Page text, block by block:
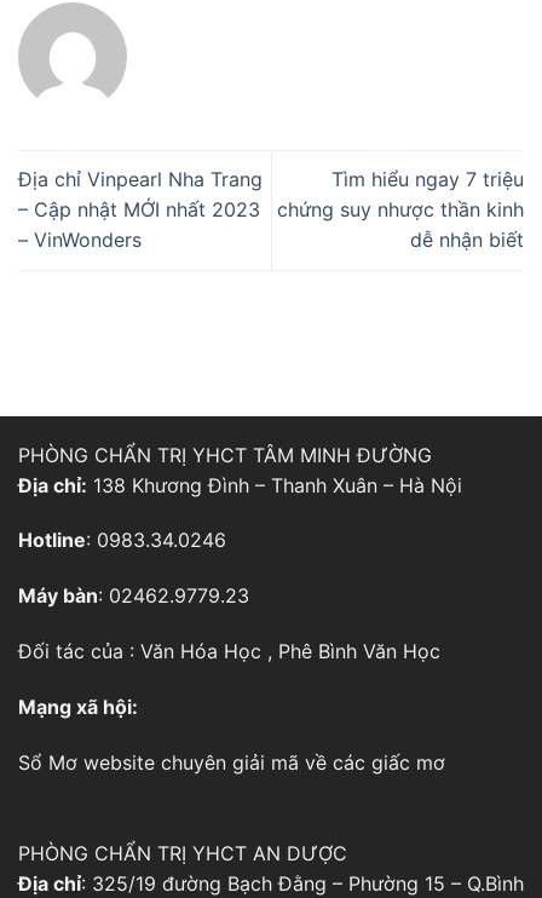
Địa chỉ Vinpearl Nha Trang
– Cập nhật MỚI nhất 2023
– VinWonders
Tìm hiểu ngay 7 triệu
chứng suy nhược thần kinh
dễ nhận biết
PHÒNG CHẨN TRỊ YHCT TÂM MINH ĐƯỜNG
Địa chỉ: 138 Khương Đình – Thanh Xuân – Hà Nội
Hotline: 0983.34.0246
Máy bàn: 02462.9779.23
Đối tác của : Văn Hóa Học , Phê Bình Văn Học
Mạng xã hội:
Sổ Mơ website chuyên giải mã về các giấc mơ
PHÒNG CHẨN TRỊ YHCT AN DƯỢC
Địa chỉ: 325/19 đường Bạch Đằng – Phường 15 – Q.Bình